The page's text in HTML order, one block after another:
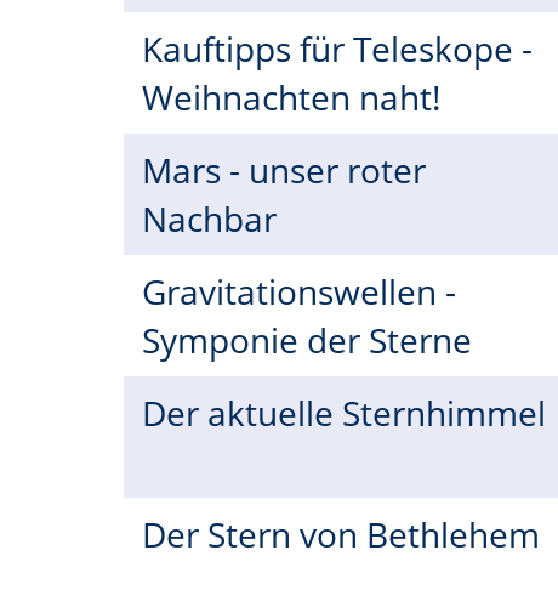
Kauftipps für Teleskope -
Weihnachten naht!
Mars - unser roter
Nachbar
Gravitationswellen -
Symponie der Sterne
Der aktuelle Sternhimmel
Der Stern von Bethlehem